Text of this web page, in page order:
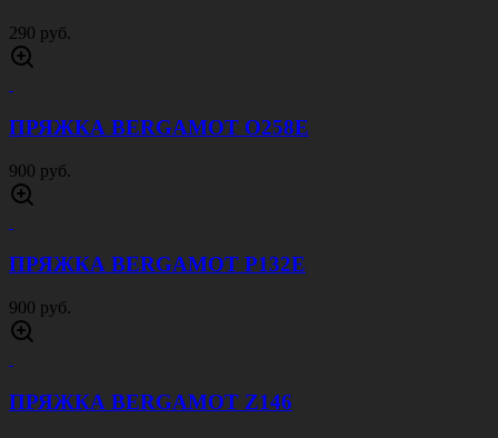
290 руб.
ПРЯЖКА BERGAMOT O258E
900 руб.
ПРЯЖКА BERGAMOT P132E
900 руб.
ПРЯЖКА BERGAMOT Z146